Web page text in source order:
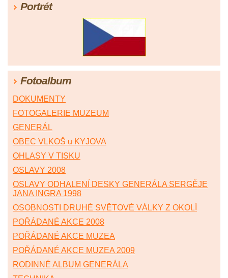
Portrét
Fotoalbum
DOKUMENTY
FOTOGALERIE MUZEUM
GENERÁL
OBEC VLKOŠ u KYJOVA
OHLASY V TISKU
OSLAVY 2008
OSLAVY ODHALENÍ DESKY GENERÁLA SERGĚJE
JANA INGRA 1998
OSOBNOSTI DRUHÉ SVĚTOVÉ VÁLKY Z OKOLÍ
POŘÁDANÉ AKCE 2008
POŘÁDANÉ AKCE MUZEA
POŘÁDANÉ AKCE MUZEA 2009
RODINNÉ ALBUM GENERÁLA